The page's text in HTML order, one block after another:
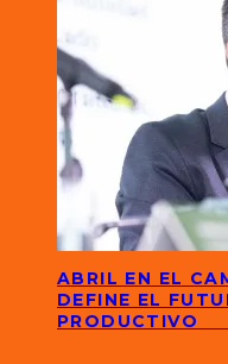
ABRIL EN EL
DEFINE EL